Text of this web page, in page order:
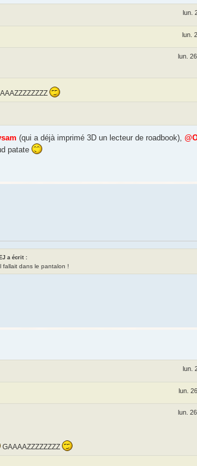
lun.
lun.
lun.
(qui a déjà imprimé 3D un lecteur de roadbook),
patate
a écrit :
fallait dans le pantalon !
lun.
lun.
lun.
GAAAAZZZZZZZZ